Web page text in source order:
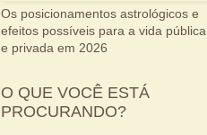
Os posicionamentos astrológicos e
efeitos possíveis para a vida pública
e privada em 2026
O QUE VOCÊ ESTÁ
PROCURANDO?